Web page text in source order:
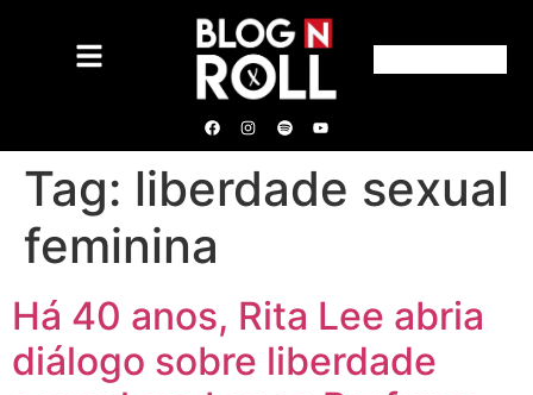
Tag: liberdade sexual
feminina
Há 40 anos, Rita Lee abria
diálogo sobre liberdade